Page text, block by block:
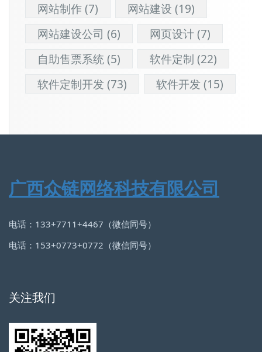
网站制作(7) 网站建设 (19)
网站建设公司 (6) 网页设计(7)
自助售票系统(5) 软件定制 (22)
软件定制开发 (73) 软件开发 (15)
广西众链网络科技有限公司
电话：133+7711+4467（微信同号）
电话：153+0773+0772（微信同号）
关注我们